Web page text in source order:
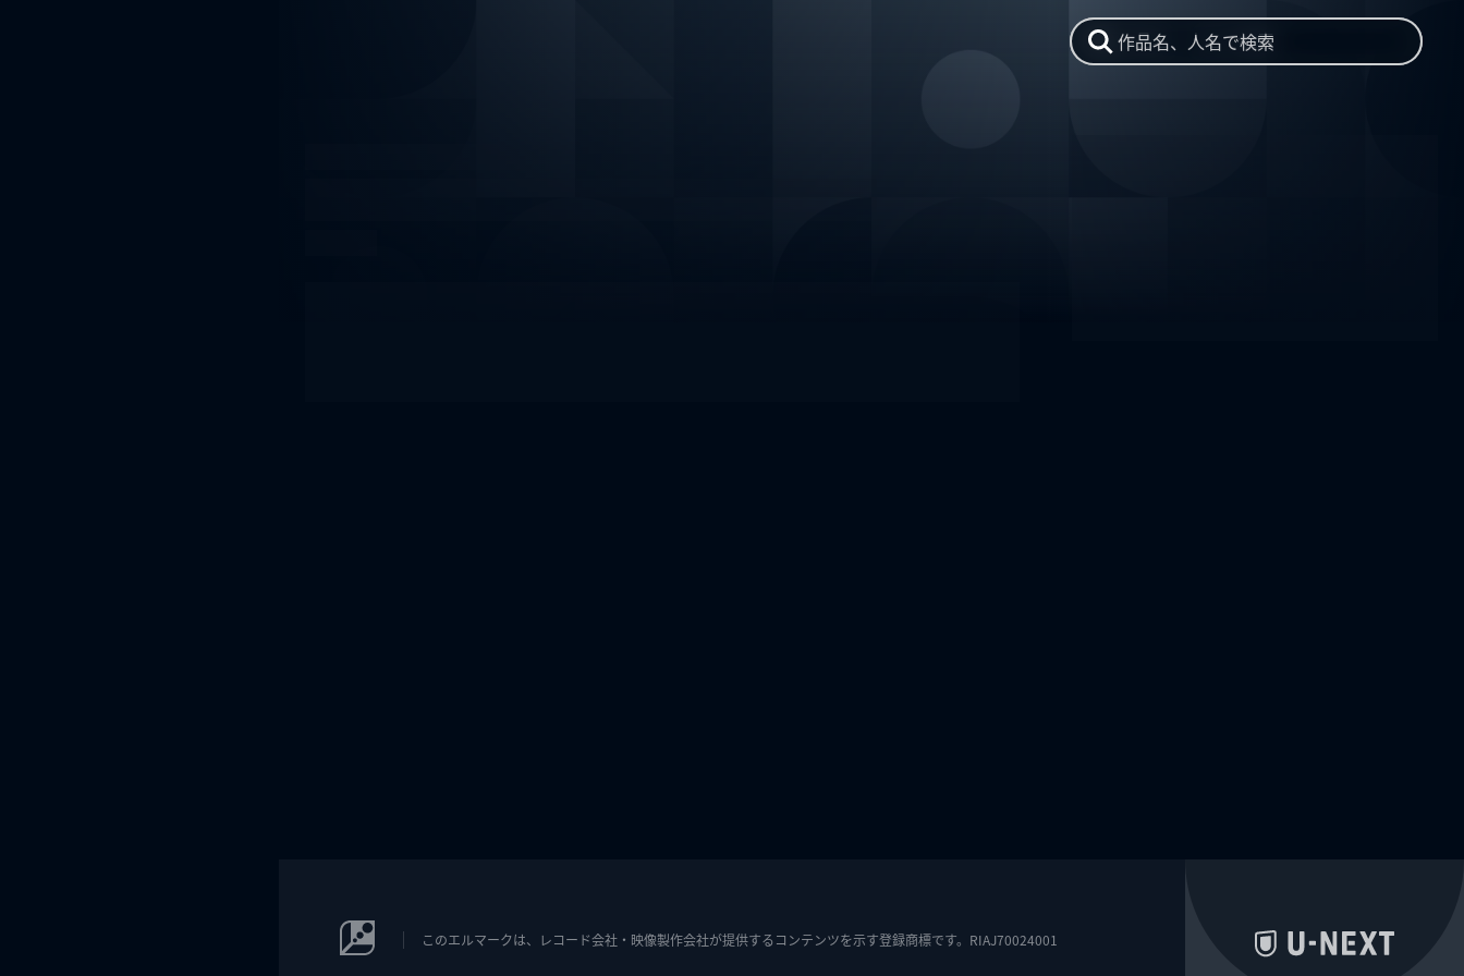
作品名、人名で検索
このエルマークは、レコード会社・映像製作会社が提供するコンテンツを示す登録商標です。RIAJ70024001